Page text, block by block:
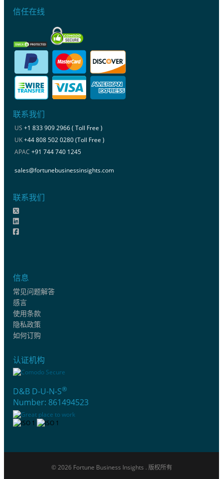
信任在线
联系我们
US +1 833 909 2966 ( Toll Free )
UK+44 808 502 0280 (Toll Free )
APAC +91 744 740 1245
sales@fortunebusinessinsights.com
联系我们
信息
常见问题解答
感言
使用条款
隐私政策
如何订购
认证机构
D&B D-U-N-S®
Number: 861494523
© 2026 Fortune Business Insights . 版权所有